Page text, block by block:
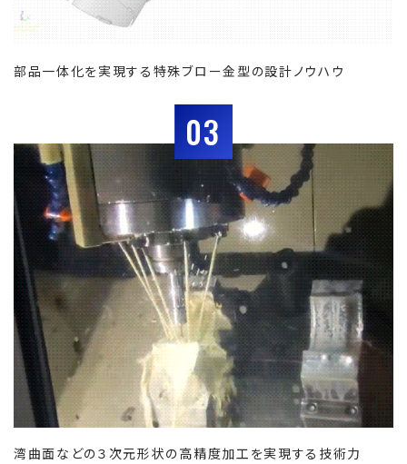
部品一体化を実現する特殊ブロー金型の設計ノウハウ
03
湾曲面などの３次元形状の高精度加工を実現する技術力